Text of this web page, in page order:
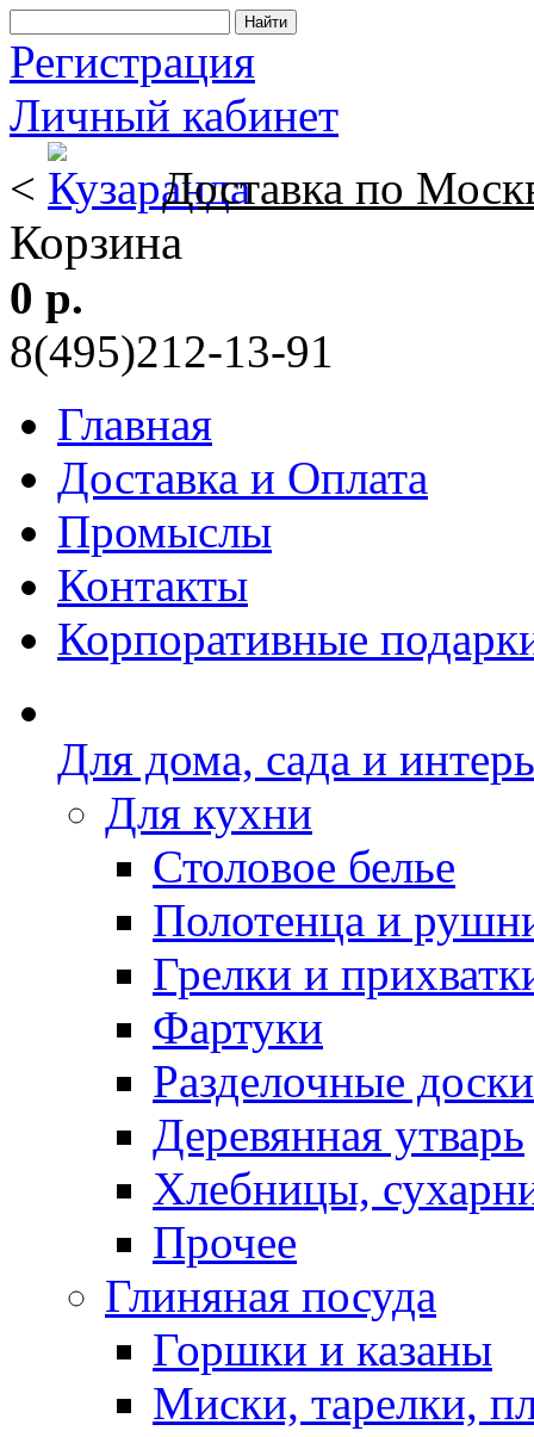
Регистрация
Личный кабинет
<
Доставка по
Корзина
0 р.
8(495)212-13-91
Главная
Доставка и Оплата
Промыслы
Контакты
Корпоративные
Для дома, сада и
Для кухни
Столовое белье
Полотенца и
Грелки и
Фартуки
Разделочные доски
Деревянная утварь
Хлебницы,
Прочее
Глиняная посуда
Горшки и казаны
Миски, тарелки,